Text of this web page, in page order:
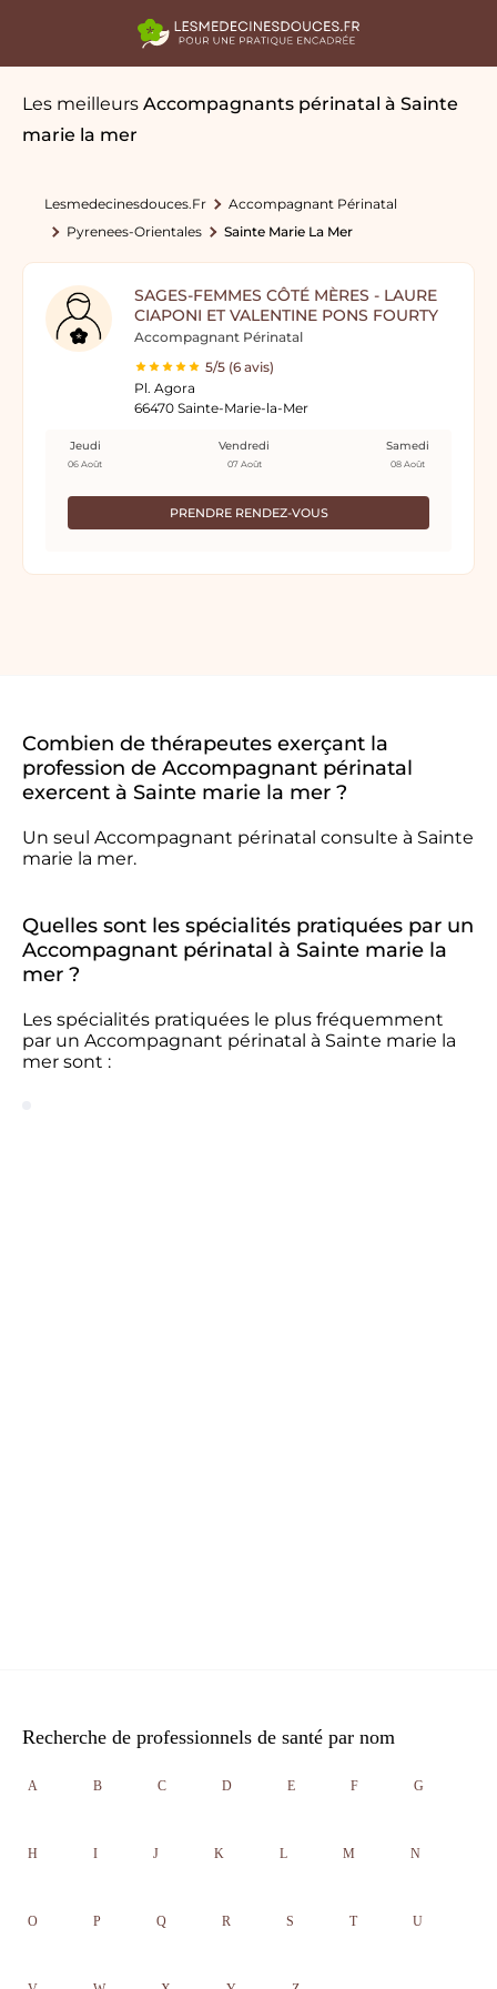
Les meilleurs Accompagnants périnatal à Sainte
marie la mer
Lesmedecinesdouces.fr
Accompagnant Périnatal
Pyrenees-Orientales
Sainte Marie La Mer
SAGES-FEMMES CÔTÉ MÈRES - LAURE
CIAPONI ET VALENTINE PONS FOURTY
Accompagnant Périnatal
5/5 (6 avis)
Pl. Agora
66470 Sainte-Marie-la-Mer
PRENDRE RENDEZ-VOUS
Jeudi
06 Août
Vendredi
07 Août
Samedi
08 Août
Combien de thérapeutes exerçant la
profession de Accompagnant périnatal
exercent à Sainte marie la mer ?
Un seul Accompagnant périnatal consulte à Sainte
marie la mer.
Quelles sont les spécialités pratiquées par un
Accompagnant périnatal à Sainte marie la
mer ?
Les spécialités pratiquées le plus fréquemment
par un Accompagnant périnatal à Sainte marie la
mer sont :
Recherche de professionnels de santé par nom
A B C D E F G
H I J K L M N
O P Q R S T U